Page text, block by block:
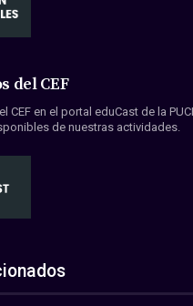
del CEF
CEF en el portal eduCast de la
de nuestras actividades.